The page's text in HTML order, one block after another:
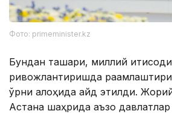
Фото: primeminister.kz
Бундан ташқари, миллий
ривожлантиришда
ўрни алоҳида қайд этилди.
Астана шаҳрида аъзо